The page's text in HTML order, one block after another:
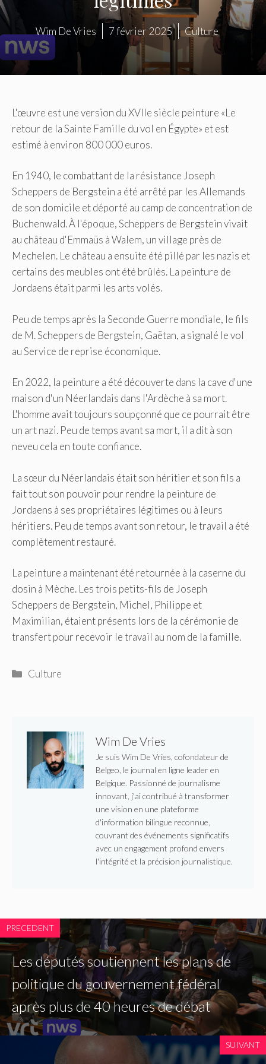
Wim De Vries 7 février 2025 Culture
L'œuvre est une version du XVIIe siècle peinture «Le
retour de la Sainte Famille du vol en Égypte» et est
estimé à environ 800 000 euros.
En 1940, le combattant de la résistance Joseph
Scheppers de Bergstein a été arrêté par les Allemands
de son domicile et déporté au camp de concentration de
Buchenwald. À l'époque, Scheppers de Bergstein vivait
au château d'Emmaüs à Walem, un village près de
Mechelen. Le château a ensuite été pillé par les nazis et
certains des meubles ont été brûlés. La peinture de
Jordaens était parmi les arts volés.
Peu de temps après la Seconde Guerre mondiale, le fils
de M. Scheppers de Bergstein, Gaëtan, a signalé le vol
au Service de reprise économique.
En 2022, la peinture a été découverte dans la cave d'une
maison d'un Néerlandais dans l'Ardèche à sa mort.
L'homme avait toujours soupçonné que ce pourrait être
un art nazi. Peu de temps avant sa mort, il a dit à son
neveu cela en toute confiance.
La sœur du Néerlandais était son héritier et son fils a
fait tout son pouvoir pour rendre la peinture de
Jordaens à ses propriétaires légitimes ou à leurs
héritiers. Peu de temps avant son retour, le travail a été
complètement restauré.
La peinture a maintenant été retournée à la caserne du
dosin à Mèche. Les trois petits-fils de Joseph
Scheppers de Bergstein, Michel, Philippe et
Maximilian, étaient présents lors de la cérémonie de
transfert pour recevoir le travail au nom de la famille.
Catégories
Culture
Wim De Vries
Je suis Wim De Vries, cofondateur de
Belgeo, le journal en ligne leader en
Belgique. Passionné de journalisme
innovant, j'ai contribué à transformer
une vision en une plateforme
d'information bilingue reconnue,
couvrant des événements significatifs
avec un engagement profond envers
l'intégrité et la précision journalistique.
PRECEDENT
Les députés soutiennent les plans de
politique du gouvernement fédéral
après plus de 40 heures de débat
SUIVANT